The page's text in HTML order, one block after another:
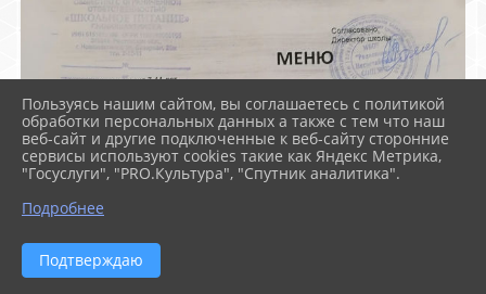
Пользуясь нашим сайтом, вы соглашаетесь с политикой
обработки персональных данных а также с тем что наш
веб-сайт и другие подключенные к веб-сайту сторонние
сервисы используют cookies такие как Яндекс Метрика,
"Госуслуги", "PRO.Культура", "Спутник аналитика".
Подробнее
Подтверждаю